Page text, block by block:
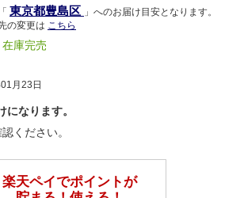
東京都豊島区 」へのお届け目安となります。
の変更は こちら
庫完売
月23日
なります。
ください。